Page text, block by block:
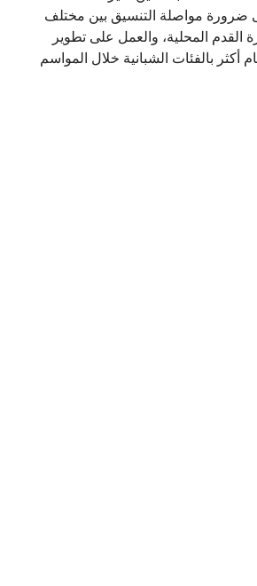
ضرورة مواصلة التنسيق بين مختلف
القدم المحلية، والعمل على تطوير
أكثر بالفئات الشبانية خلال المواسم